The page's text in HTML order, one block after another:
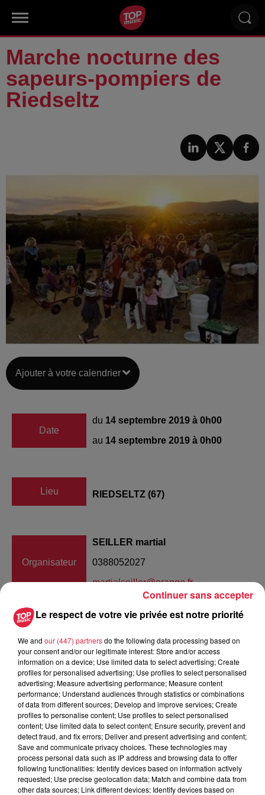
Marche nocturne des
sapeurs-pompiers de
Riedseltz
Ajouter à votre calendrier
Date
du 14 septembre 2019 à 0h00
au 14 septembre 2019 à 0h00
Lieu RIEDSELTZ (67)
Organisateur
SEILLER martial
0388052027
martialseiller@orange.fr
L'Amicale des sapeurs-pompiers de Riedseltz a le plaisir de
vous convier à sa marche populaire nocturne annuelle 2019
Nous vous attendons toujours aussi nombreux à Riedseltz
le samedi 14 septembre pour cet événement incontournable
de la région. Plusieurs nouveautés vous y attendent cette
année !2 nouveau parcours sont spécialement balisés pour
cette occasion 4km ou 10 km selon vos envies. Les premiers
départs se feront dès 16h depuis la salle polyvalente.La
Le respect de votre vie privée est notre priorité
We and our (447) partnersdo the following data processing based on
your consent and/or our legitimate interest: Store and/or access
information on a device; Use limited data to select advertising; Create
profiles for personalised advertising; Use profiles to select personalised
advertising; Measure advertising performance; Measure content
performance; Understand audiences through statistics or combinations
of data from different sources; Develop and improve services; Create
profiles to personalise content; Use profiles to select personalised
content; Use limited data to select content; Ensure security, prevent and
detect fraud, and fix errors; Deliver and present advertising and content;
Save and communicate privacy choices. These technologies may
process personal data such as IP address and browsing data to offer
following functionalities: Identify devices based on information actively
requested; Use precise geolocation data; Match and combine data from
other data sources; Link different devices; Identify devices based on
Continuer sans accepter